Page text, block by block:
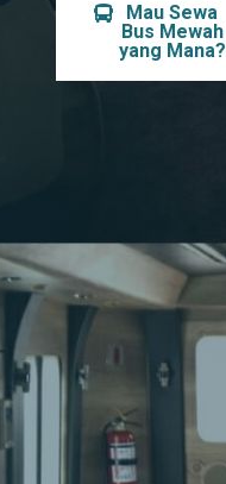
Mau Sewa
Bus Mewah
yang Mana?